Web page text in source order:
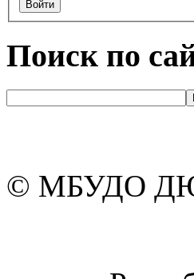
Поиск по
© МБУДО